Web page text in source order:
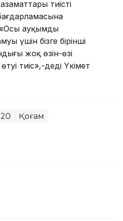
тиісті
«Осы ауқымды
үшін бізге бірінші
жоқ өзін-өзі
тиіс»,-деді Үкімет
Қоғам